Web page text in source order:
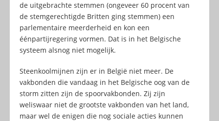
de uitgebrachte stemmen (ongeveer 60 procent van
de stemgerechtigde Britten ging stemmen) een
parlementaire meerderheid en kon een
éénpartijregering vormen. Dat is in het Belgische
systeem alsnog niet mogelijk.
Steenkoolmijnen zijn er in België niet meer. De
vakbonden die vandaag in het Belgische oog van de
storm zitten zijn de spoorvakbonden. Zij zijn
weliswaar niet de grootste vakbonden van het land,
maar wel de enigen die nog sociale acties kunnen